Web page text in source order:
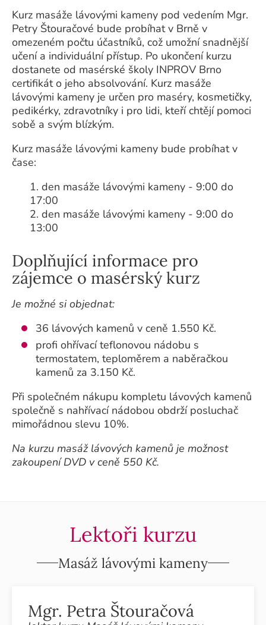
Kurz masáže lávovými kameny pod vedením Mgr.
Petry Štouračové bude probíhat v Brně v
omezeném počtu účastníků, což umožní snadnější
učení a individuální přístup. Po ukončení kurzu
dostanete od masérské školy INPROV Brno
certifikát o jeho absolvování. Kurz masáže
lávovými kameny je určen pro maséry, kosmetičky,
pedikérky, zdravotníky i pro lidi, kteří chtějí pomoci
sobě a svým blízkým.
Kurz masáže lávovými kameny bude probíhat v
čase:
1. den masáže lávovými kameny - 9:00 do
17:00
2. den masáže lávovými kameny - 9:00 do
13:00
Doplňující informace pro
zájemce o masérský kurz
Je možné si objednat:
36 lávových kamenů v ceně 1.550 Kč.
profi ohřívací teflonovou nádobu s
termostatem, teploměrem a naběračkou
kamenů za 3.150 Kč.
Při společném nákupu kompletu lávových kamenů
společně s nahřívací nádobou obdrží posluchač
mimořádnou slevu 10%.
Na kurzu masáž lávových kamenů je možnost
zakoupení DVD v ceně 550 Kč.
Lektoři kurzu
Masáž lávovými kameny
Mgr. Petra Štouračová